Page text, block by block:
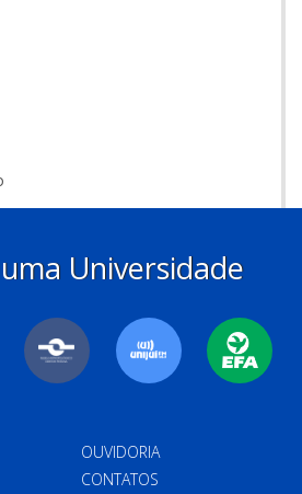
Universidade
OUVIDORIA
CONTATOS